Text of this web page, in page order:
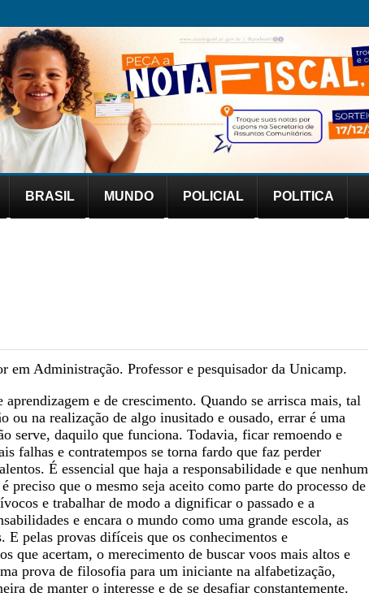
BRASIL MUNDO POLICIAL POLITICA
em Administração. Professor e pesquisador da Unicamp.
e de crescimento. Quando se arrisca mais, tal
ou na realização de algo inusitado e ousado, errar é uma
serve, daquilo que funciona. Todavia, ficar remoendo e
falhas e contratempos se torna fardo que faz perder
É essencial que haja a responsabilidade e que nenhum
preciso que o mesmo seja aceito como parte do processo de
e trabalhar de modo a dignificar o passado e a
e encara o mundo como uma grande escola, as
E pelas provas difíceis que os conhecimentos e
que acertam, o merecimento de buscar voos mais altos e
prova de filosofia para um iniciante na alfabetização,
de manter o interesse e de se desafiar constantemente.